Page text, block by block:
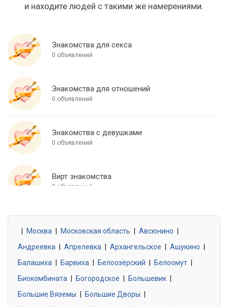
и находите людей с такими же намерениями.
Знакомства для секса
0 объявлений
Знакомства для отношений
0 объявлений
Знакомства с девушками
0 объявлений
Вирт знакомства
0 объявлений
0 объявлений
Знакомства без обязательств
0 объявлений
Москва Московская область Авсюнино
Андреевка
Апрелевка Архангельское Ашукино
Балашиха
Барвиха Белоозёрский Белоомут
Биокомбината
Богородское Большевик
Большие Вяземы
Большие Дворы